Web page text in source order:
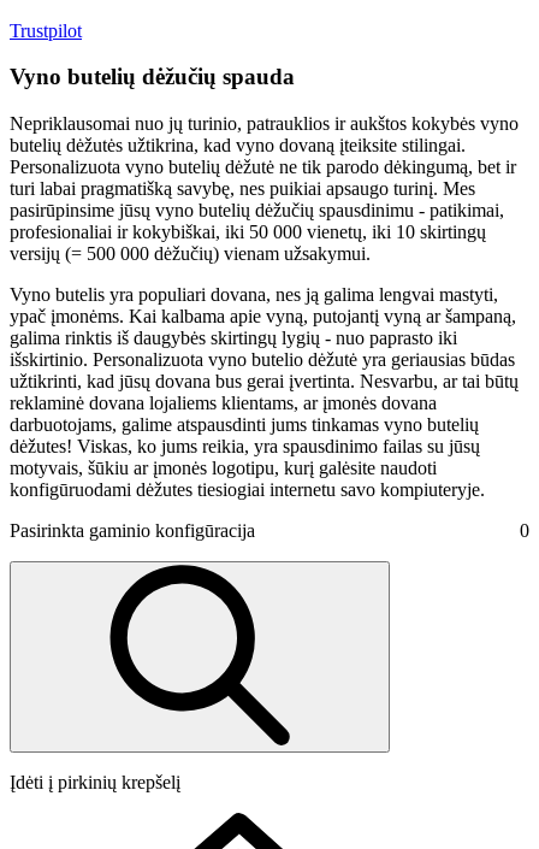
Trustpilot
Vyno butelių dėžučių spauda
Nepriklausomai nuo jų turinio, patrauklios ir aukštos kokybės vyno
butelių dėžutės užtikrina, kad vyno dovaną įteiksite stilingai.
Personalizuota vyno butelių dėžutė ne tik parodo dėkingumą, bet ir
turi labai pragmatišką savybę, nes puikiai apsaugo turinį. Mes
pasirūpinsime jūsų vyno butelių dėžučių spausdinimu - patikimai,
profesionaliai ir kokybiškai, iki 50 000 vienetų, iki 10 skirtingų
versijų (= 500 000 dėžučių) vienam užsakymui.
Vyno butelis yra populiari dovana, nes ją galima lengvai mastyti,
ypač įmonėms. Kai kalbama apie vyną, putojantį vyną ar šampaną,
galima rinktis iš daugybės skirtingų lygių - nuo paprasto iki
išskirtinio. Personalizuota vyno butelio dėžutė yra geriausias būdas
užtikrinti, kad jūsų dovana bus gerai įvertinta. Nesvarbu, ar tai būtų
reklaminė dovana lojaliems klientams, ar įmonės dovana
darbuotojams, galime atspausdinti jums tinkamas vyno butelių
dėžutes! Viskas, ko jums reikia, yra spausdinimo failas su jūsų
motyvais, šūkiu ar įmonės logotipu, kurį galėsite naudoti
konfigūruodami dėžutes tiesiogiai internetu savo kompiuteryje.
Pasirinkta gaminio konfigūracija
Įdėti į pirkinių krepšelį
0